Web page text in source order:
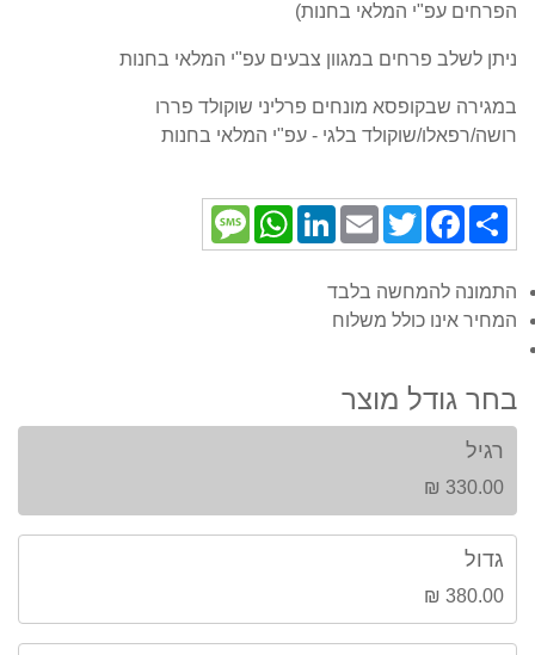
הפרחים עפ"י המלאי בחנות)
ניתן לשלב פרחים במגוון צבעים עפ"י המלאי בחנות
במגירה שבקופסא מונחים פרליני שוקולד פררו
רושה/רפאלו/שוקולד בלגי - עפ"י המלאי בחנות
Share
Facebook
Twitter
Email
LinkedIn
WhatsApp
Message
התמונה להמחשה בלבד
המחיר אינו כולל משלוח
בחר גודל מוצר
רגיל
330.00 ₪
גדול
380.00 ₪